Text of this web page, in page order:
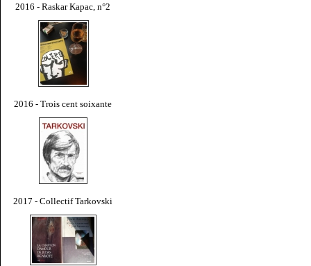
2016 - Raskar Kapac, n°2
2016 - Trois cent soixante
2017 - Collectif Tarkovski